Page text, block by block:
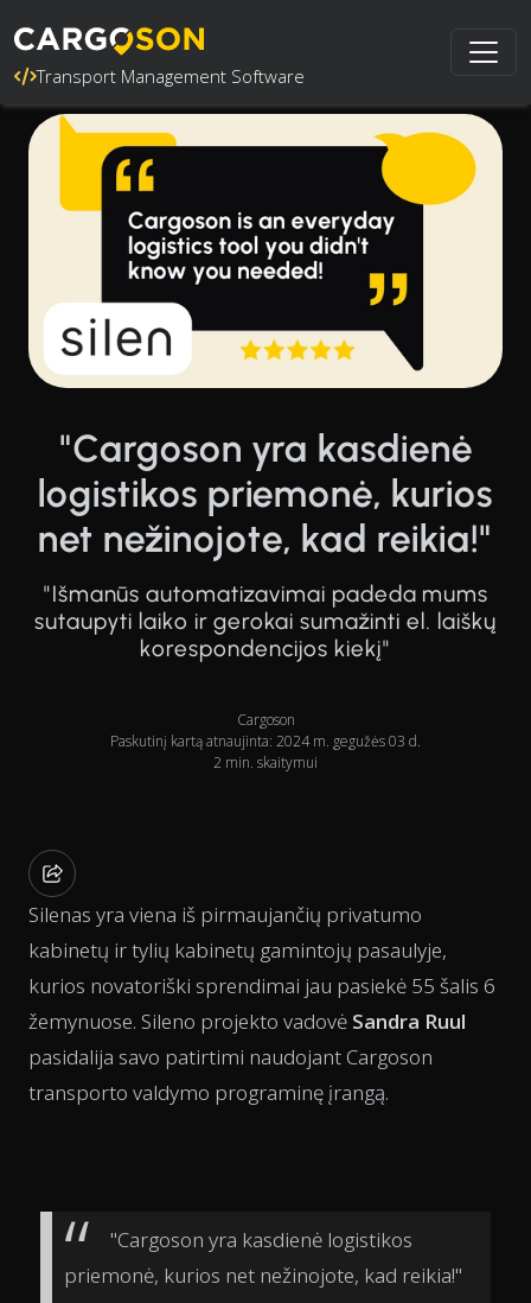
Transport Management Software
"Cargoson yra kasdienė
logistikos priemonė, kurios
net nežinojote, kad reikia!"
"Išmanūs automatizavimai padeda mums
sutaupyti laiko ir gerokai sumažinti el. laiškų
korespondencijos kiekį"
Cargoson
Paskutinį kartą atnaujinta: 2024 m. gegužės 03 d.
2 min. skaitymui
Silenas yra viena iš pirmaujančių privatumo
kabinetų ir tylių kabinetų gamintojų pasaulyje,
kurios novatoriški sprendimai jau pasiekė 55 šalis 6
žemynuose. Sileno projekto vadovė Sandra Ruul
pasidalija savo patirtimi naudojant Cargoson
transporto valdymo programinę įrangą.
"Cargoson yra kasdienė logistikos
priemonė, kurios net nežinojote, kad reikia!"